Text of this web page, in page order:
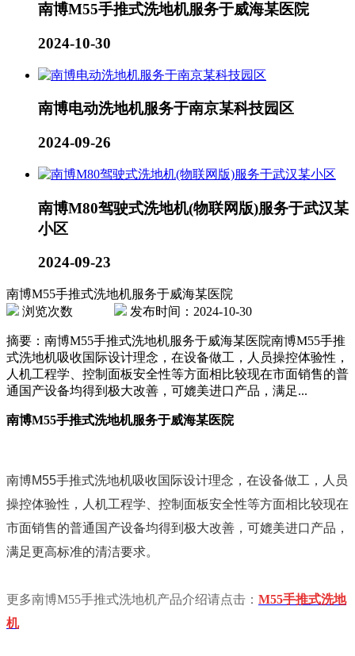
南博M55手推式洗地机服务于威海某医院
2024-10-30
南博电动洗地机服务于南京某科技园区
2024-09-26
南博M80驾驶式洗地机(物联网版)服务于武汉某
小区
2024-09-23
南博M55手推式洗地机服务于威海某医院
浏览次数
发布时间：2024-10-30
摘要：南博M55手推式洗地机服务于威海某医院南博M55手推
式洗地机吸收国际设计理念，在设备做工，人员操控体验性，
人机工程学、控制面板安全性等方面相比较现在市面销售的普
通国产设备均得到极大改善，可媲美进口产品，满足...
南博M55手推式洗地机服务于威海某医院
南博M55手推式洗地机吸收国际设计理念，在设备做工，人员
操控体验性，人机工程学、控制面板安全性等方面相比较现在
市面销售的普通国产设备均得到极大改善，可媲美进口产品，
满足更高标准的清洁要求。
更多南博M55手推式洗地机产品介绍请点击： M55手推式洗地
机